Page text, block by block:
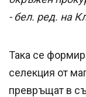
- бел. ред. на
Така се
селекция от
превръщат в